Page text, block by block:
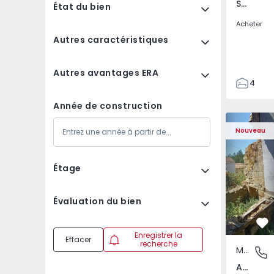
État du bien
Autres caractéristiques
Autres avantages ERA
Année de construction
Étage
Évaluation du bien
Effacer
Enregistrer la
recherche
Santa Clara e Castelo Viegas, Coimbra
Acheter
4
150
165
88
1
Nouveau
Maison T2 com
Maison
Abrunhosa do Mato, Mangualde